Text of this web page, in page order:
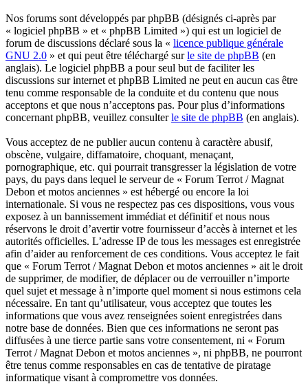
Nos forums sont développés par phpBB (désignés ci-après par
« logiciel phpBB » et « phpBB Limited ») qui est un logiciel de
forum de discussions déclaré sous la « licence publique générale
GNU 2.0 » et qui peut être téléchargé surle site de phpBB (en
anglais). Le logiciel phpBB a pour seul but de faciliter les
discussions sur internet et phpBB Limited ne peut en aucun cas être
tenu comme responsable de la conduite et du contenu que nous
acceptons et que nous n’acceptons pas. Pour plus d’informations
concernant phpBB, veuillez consulterle site de phpBB (en anglais).
Vous acceptez de ne publier aucun contenu à caractère abusif,
obscène, vulgaire, diffamatoire, choquant, menaçant,
pornographique, etc. qui pourrait transgresser la législation de votre
pays, du pays dans lequel le serveur de « Forum Terrot / Magnat
Debon et motos anciennes » est hébergé ou encore la loi
internationale. Si vous ne respectez pas ces dispositions, vous vous
exposez à un bannissement immédiat et définitif et nous nous
réservons le droit d’avertir votre fournisseur d’accès à internet et les
autorités officielles. L’adresse IP de tous les messages est enregistrée
afin d’aider au renforcement de ces conditions. Vous acceptez le fait
que « Forum Terrot / Magnat Debon et motos anciennes » ait le droit
de supprimer, de modifier, de déplacer ou de verrouiller n’importe
quel sujet et message à n’importe quel moment si nous estimons cela
nécessaire. En tant qu’utilisateur, vous acceptez que toutes les
informations que vous avez renseignées soient enregistrées dans
notre base de données. Bien que ces informations ne seront pas
diffusées à une tierce partie sans votre consentement, ni « Forum
Terrot / Magnat Debon et motos anciennes », ni phpBB, ne pourront
être tenus comme responsables en cas de tentative de piratage
informatique visant à compromettre vos données.